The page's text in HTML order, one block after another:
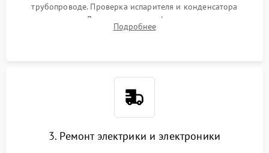
трубопроводе. Проверка испарителя и конденсатора
течеискателем. Демонтаж старого фильтра-осушителя и
продувка капиллярной трубки для устранения засоров.
Подробнее
3. Ремонт электрики и электроники